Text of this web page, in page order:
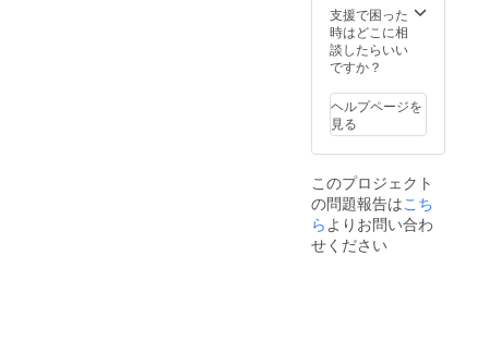
ライン
プラモ
製作会
（10人
プ3時
※Zoom
アプリ
を使用
したオ
ンライ
ン製作
会にご
ントを
含むと
思われ
る文字
合は、
IREにご
登録さ
るお名
前をカ
タカナ
で表記
い。 ※
後日、
備考欄
ご記入
いたお
名前を
変更す
ること
ませ
ん。 ※
特殊記
号は
フォン
ショッ
ト写真
集（B5
サイ
ページ/
フルカ
ラー）
・もけ
ロゴ
ワッペ
ン（サ
イズ直
径9㎝/
支援で困った
時はどこに相
談したらいい
ですか？
ヘルプページを
見る
このプロジェクト
の問題報告はこち
らよりお問い合わ
せください